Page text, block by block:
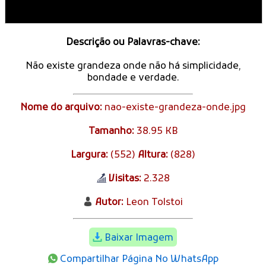
Descrição ou Palavras-chave:
Não existe grandeza onde não há simplicidade,
bondade e verdade.
Nome do arquivo: nao-existe-grandeza-onde.jpg
Tamanho:38.95 KB
Largura: (552) Altura: (828)
Visitas:2.328
Autor: Leon Tolstoi
Baixar Imagem
Compartilhar Página No WhatsApp